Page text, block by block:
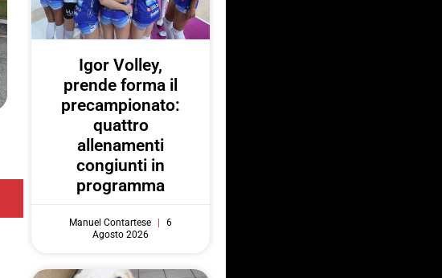
Igor Volley,
prende forma il
precampionato:
quattro
allenamenti
congiunti in
programma
Manuel Contartese
6
Agosto 2026